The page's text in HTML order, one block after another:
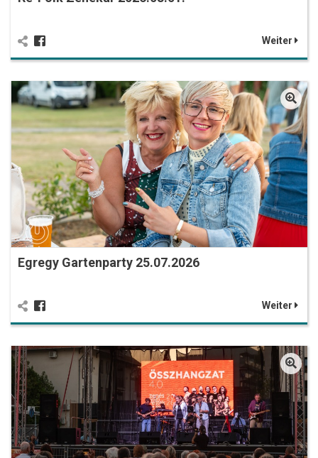
Weiter
Egregy Gartenparty 25.07.2026
Weiter